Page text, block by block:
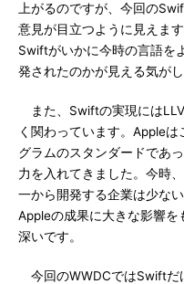
上がるのですが、今回の
意見が目立つように見えま
Swiftがいかに今時の言語を
発されたのかが見える気がし
また、Swiftの実現には
く関わっています。Apple
グラムのスタンダードであ
力を入れてきました。今時
一から開発する企業は少な
Appleの成果に大きな影響
深いです。
今回のWWDCではSwiftだ